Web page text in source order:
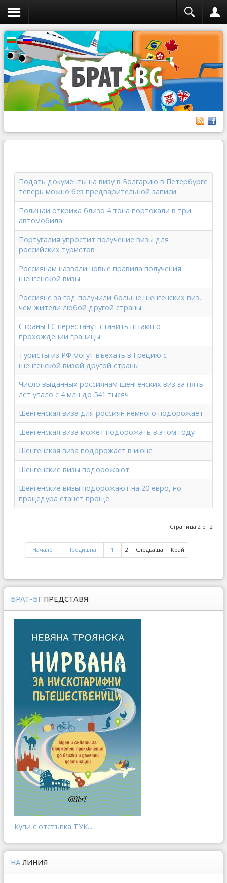
Подать документы на визу в Болгарию в Петербурге
теперь можно без предварительной записи
Полицаи откриха близо 4 тона портокали в три
автомобила
Португалия упростит получение визы для
российских туристов
Россиянам назвали новые правила получения
шенгенской визы
Россияне за год получили больше шенгенских виз,
чем жители любой другой страны
Страны ЕС перестанут ставить штамп о
прохождении границы
Туристы из РФ могут въехать в Грецию с
шенгенской визой другой страны
Число выданных россиянам шенгенских виз за пять
лет упало с 4 млн до 541 тысяч
Шенгенская виза для россиян немного подорожает
Шенгенская виза может подорожать в этом году
Шенгенская виза подорожает в июне
Шенгенские визы подорожают
Шенгенские визы подорожают на 20 евро, но
процедура станет проще
Страница 2 от 2
Начало Предишна 1 2 Следваща Край
БРАТ-БГ ПРЕДСТАВЯ:
Купи с отстъпка ТУК...
НА ЛИНИЯ